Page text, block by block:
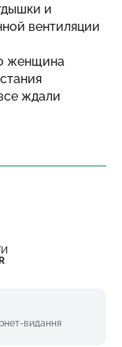
и
вентиляции
женщина
ждали
видання